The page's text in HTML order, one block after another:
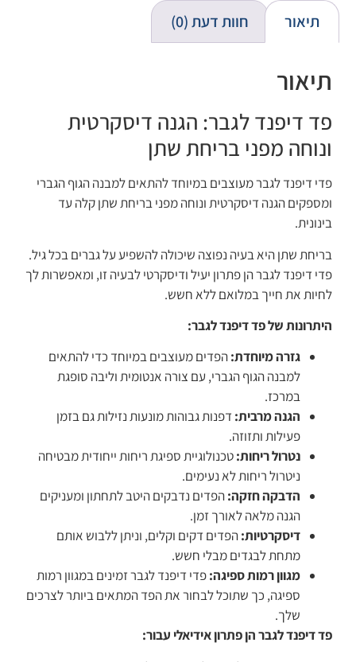
תיאור חוות דעת (0)
תיאור
פד דיפנד לגבר: הגנה דיסקרטית
ונוחה מפני בריחת שתן
פדי דיפנד לגבר מעוצבים במיוחד להתאים למבנה הגוף הגברי
ומספקים הגנה דיסקרטית ונוחה מפני בריחת שתן קלה עד
בינונית.
בריחת שתן היא בעיה נפוצה שיכולה להשפיע על גברים בכל גיל.
פדי דיפנד לגבר הן פתרון יעיל ודיסקרטי לבעיה זו, ומאפשרות לך
לחיות את חייך במלואם ללא חשש.
היתרונות של פד דיפנד לגבר:
גזרה מיוחדת:הפדים מעוצבים במיוחד כדי להתאים
למבנה הגוף הגברי, עם צורה אנטומית וליבה סופגת
במרכז.
הגנה מרבית: דפנות גבוהות מונעות נזילות גם בזמן
פעילות ותזוזה.
נטרול ריחות:טכנולוגיית ספיגת ריחות ייחודית מבטיחה
ניטרול ריחות לא נעימים.
הדבקה חזקה:הפדים נדבקים היטב לתחתון ומעניקים
הגנה מלאה לאורך זמן.
דיסקרטיות:הפדים דקים וקלים, וניתן ללבוש אותם
מתחת לבגדים מבלי חשש.
מגוון רמות ספיגה:פדי דיפנד לגבר זמינים במגוון רמות
ספיגה, כך שתוכל לבחור את הפד המתאים ביותר לצרכים
שלך.
פד דיפנד לגבר הן פתרון אידיאלי עבור: